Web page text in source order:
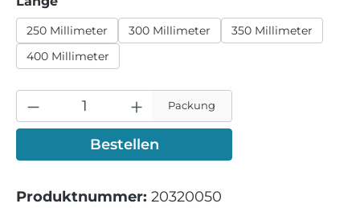
250 Millimeter 300 Millimeter
350 Millimeter
400 Millimeter
Packung
Bestellen
Produktnummer: 20320050